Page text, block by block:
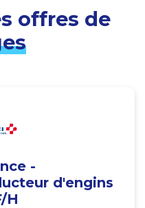
offres de
-
d'engins
H